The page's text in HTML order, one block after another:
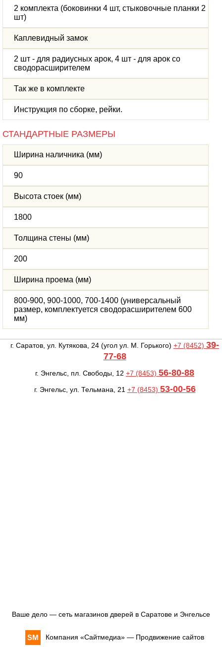
2 комплекта (боковинки 4 шт, стыковочные планки 2
шт)
Каплевидный замок
2 шт - для радиусных арок, 4 шт - для арок со
сводорасширителем
Так же в комплекте
Инструкция по сборке, рейки.
СТАНДАРТНЫЕ РАЗМЕРЫ
Ширина наличника (мм)
90
Высота стоек (мм)
1800
Толщина стены (мм)
200
Ширина проема (мм)
800-900, 900-1000, 700-1400 (универсальный
размер, комплектуется сводорасширителем 600
мм)
г. Саратов, ул. Кутякова, 24 (угол ул. М. Горького) +7 (8452) 39-
77-68
г. Энгельс, пл. Свободы, 12 +7 (8453) 56-80-88
г. Энгельс, ул. Тельмана, 21 +7 (8453) 53-00-56
Ваше дело — сеть магазинов дверей в Саратове и Энгельсе
Компания «Сайтмедиа» — Продвижение сайтов